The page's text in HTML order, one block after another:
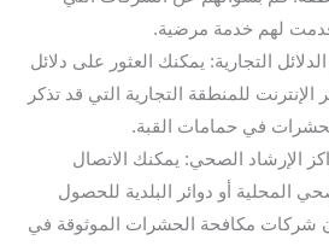
لهم خدمة مرضية.
التجارية: يمكنك العثور على دلائل
الإنترنت للمنطقة التجارية التي قد تذكر
في حمامات القبة.
الإرشاد الصحي: يمكنك الاتصال
المحلية أو دوائر البلدية للحصول
شركات مكافحة الحشرات الموثوقة في